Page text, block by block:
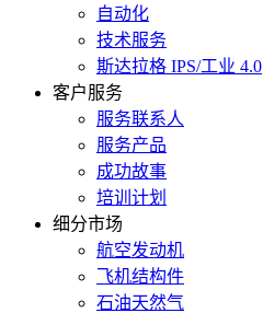
自动化
技术服务
斯达拉格 IPS/工业 4.0
客户服务
服务联系人
服务产品
成功故事
培训计划
细分市场
航空发动机
飞机结构件
石油天然气